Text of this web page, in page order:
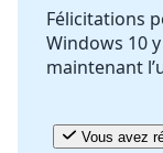
Félicitations
Windows 10
maintenant
Vous avez